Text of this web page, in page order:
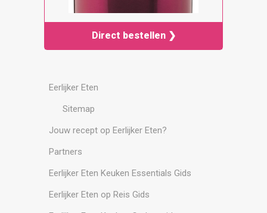
Direct bestellen ❯
Eerlijker Eten
Sitemap
Jouw recept op Eerlijker Eten?
Partners
Eerlijker Eten Keuken Essentials Gids
Eerlijker Eten op Reis Gids